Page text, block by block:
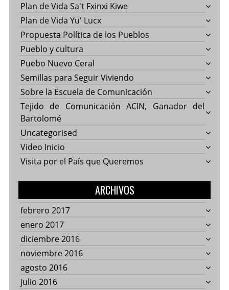
Plan de Vida Sa't Fxinxi Kiwe
Plan de Vida Yu' Lucx
Propuesta Política de los Pueblos
Pueblo y cultura
Puebo Nuevo Ceral
Semillas para Seguir Viviendo
Sobre la Escuela de Comunicación
Tejido de Comunicación ACIN, Ganador del
Bartolomé
Uncategorised
Video Inicio
Visita por el País que Queremos
ARCHIVOS
febrero 2017
enero 2017
diciembre 2016
noviembre 2016
agosto 2016
julio 2016